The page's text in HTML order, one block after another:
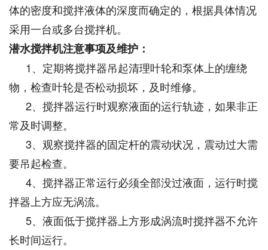
体的密度和搅拌液体的深度而确定的，根据具体情况
采用一台或多台搅拌机。
潜水搅拌机注意事项及维护：
1、定期将搅拌器吊起清理叶轮和泵体上的缠绕
物，检查叶轮是否松动损坏，及时维修。
2、搅拌器运行时观察液面的运行轨迹，如果非正
常及时调整。
3、观察搅拌器的固定杆的震动状况，震动过大需
要吊起检查。
4、搅拌器正常运行必须全部没过液面，运行时搅
拌器上方应无涡流。
5、液面低于搅拌器上方形成涡流时搅拌器不允许
长时间运行。